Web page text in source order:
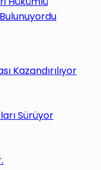
Bulunuyordu
Kazandırılıyor
Sürüyor